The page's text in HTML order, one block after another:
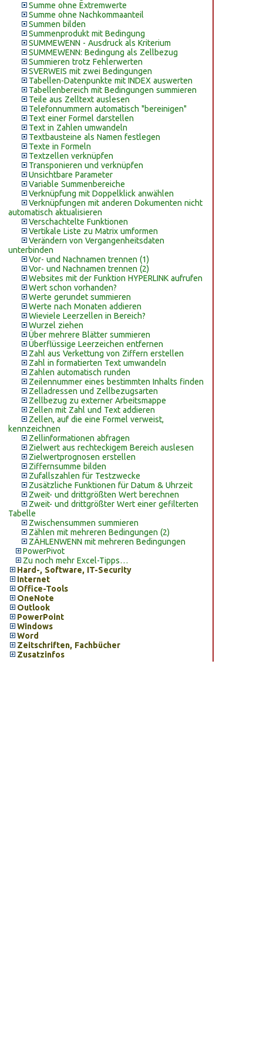
Summe ohne Extremwerte
Summe ohne Nachkommaanteil
Summen bilden
Summenprodukt mit Bedingung
SUMMEWENN - Ausdruck als Kriterium
SUMMEWENN: Bedingung als Zellbezug
Summieren trotz Fehlerwerten
SVERWEIS mit zwei Bedingungen
Tabellen-Datenpunkte mit INDEX auswerten
Tabellenbereich mit Bedingungen summieren
Teile aus Zelltext auslesen
Telefonnummern automatisch "bereinigen"
Text einer Formel darstellen
Text in Zahlen umwandeln
Textbausteine als Namen festlegen
Texte in Formeln
Textzellen verknüpfen
Transponieren und verknüpfen
Unsichtbare Parameter
Variable Summenbereiche
Verknüpfung mit Doppelklick anwählen
Verknüpfungen mit anderen Dokumenten nicht
automatisch aktualisieren
Verschachtelte Funktionen
Vertikale Liste zu Matrix umformen
Verändern von Vergangenheitsdaten
unterbinden
Vor- und Nachnamen trennen (1)
Vor- und Nachnamen trennen (2)
Websites mit der Funktion HYPERLINK aufrufen
Wert schon vorhanden?
Werte gerundet summieren
Werte nach Monaten addieren
Wieviele Leerzellen in Bereich?
Wurzel ziehen
Über mehrere Blätter summieren
Überflüssige Leerzeichen entfernen
Zahl aus Verkettung von Ziffern erstellen
Zahl in formatierten Text umwandeln
Zahlen automatisch runden
Zeilennummer eines bestimmten Inhalts finden
Zelladressen und Zellbezugsarten
Zellbezug zu externer Arbeitsmappe
Zellen mit Zahl und Text addieren
Zellen, auf die eine Formel verweist,
kennzeichnen
Zellinformationen abfragen
Zielwert aus rechteckigem Bereich auslesen
Zielwertprognosen erstellen
Ziffernsumme bilden
Zufallszahlen für Testzwecke
Zusätzliche Funktionen für Datum & Uhrzeit
Zweit- und drittgrößten Wert berechnen
Zweit- und drittgrößter Wert einer gefilterten
Tabelle
Zwischensummen summieren
Zählen mit mehreren Bedingungen (2)
ZÄHLENWENN mit mehreren Bedingungen
PowerPivot
Zu noch mehr Excel-Tipps…
Hard-, Software, IT-Security
Internet
Office-Tools
OneNote
Outlook
PowerPoint
Windows
Word
Zeitschriften, Fachbücher
Zusatzinfos